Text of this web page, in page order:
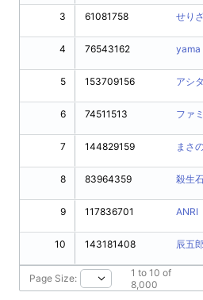
3
4
5
6
7
8
9
10
61081758 せり
76543162 yama
153709156 アシ
74511513 ファ
144829159 まさ
83964359 殺生
117836701 ANRI
143181408 辰五
Page Size: 1 to 10 of
8,000